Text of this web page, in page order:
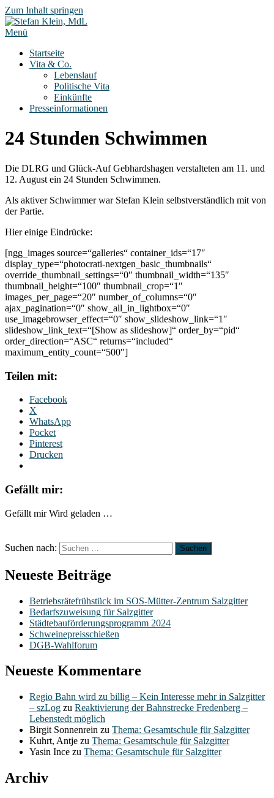
Zum Inhalt springen
Menü
Startseite
Vita & Co.
Lebenslauf
Politische Vita
Einkünfte
Presseinformationen
24 Stunden Schwimmen
Die DLRG und Glück-Auf Gebhardshagen verstalteten am 11. und
12. August ein 24 Stunden Schwimmen.
Als aktiver Schwimmer war Stefan Klein selbstverständlich mit von
der Partie.
Hier einige Eindrücke:
[ngg_images source=“galleries“ container_ids=“17″
display_type=“photocrati-nextgen_basic_thumbnails“
override_thumbnail_settings=“0″ thumbnail_width=“135″
thumbnail_height=“100″ thumbnail_crop=“1″
images_per_page=“20″ number_of_columns=“0″
ajax_pagination=“0″ show_all_in_lightbox=“0″
use_imagebrowser_effect=“0″ show_slideshow_link=“1″
slideshow_link_text=“[Show as slideshow]“ order_by=“pid“
order_direction=“ASC“ returns=“included“
maximum_entity_count=“500″]
Teilen mit:
Facebook
X
WhatsApp
Pocket
Pinterest
Drucken
Gefällt mir:
Gefällt mir Wird geladen …
Suchen nach:
Neueste Beiträge
Betriebsrätefrühstück im SOS-Mütter-Zentrum Salzgitter
Bedarfszuweisung für Salzgitter
Städtebauförderungsprogramm 2024
Schweinepreisschießen
DGB-Wahlforum
Neueste Kommentare
Regio Bahn wird zu billig – Kein Interesse mehr in Salzgitter
– szLog zu Reaktivierung der Bahnstrecke Fredenberg –
Lebenstedt möglich
Birgit Sonnenrein zu Thema: Gesamtschule für Salzgitter
Kuhrt, Antje zu Thema: Gesamtschule für Salzgitter
Yasin Ince zu Thema: Gesamtschule für Salzgitter
Archiv